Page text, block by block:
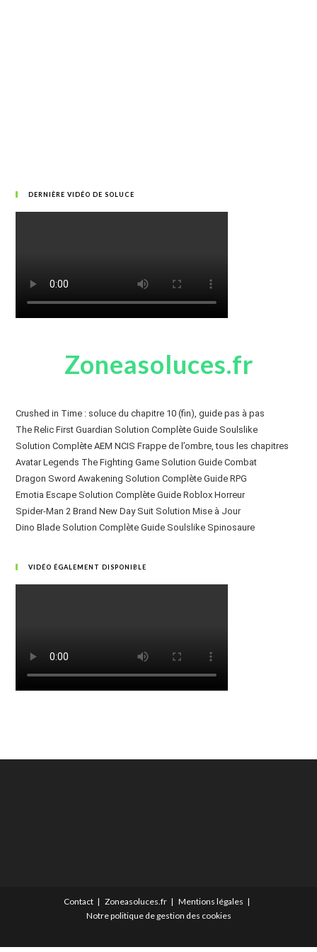
DERNIÈRE VIDÉO DE SOLUCE
Zoneasoluces.fr
Crushed in Time : soluce du chapitre 10 (fin), guide pas à pas
The Relic First Guardian Solution Complète Guide Soulslike
Solution Complète AEM NCIS Frappe de l’ombre, tous les chapitres
Avatar Legends The Fighting Game Solution Guide Combat
Dragon Sword Awakening Solution Complète Guide RPG
Emotia Escape Solution Complète Guide Roblox Horreur
Spider-Man 2 Brand New Day Suit Solution Mise à Jour
Dino Blade Solution Complète Guide Soulslike Spinosaure
VIDÉO ÉGALEMENT DISPONIBLE
Contact Zoneasoluces.fr
Mentions légales
Notre politique de gestion des cookies